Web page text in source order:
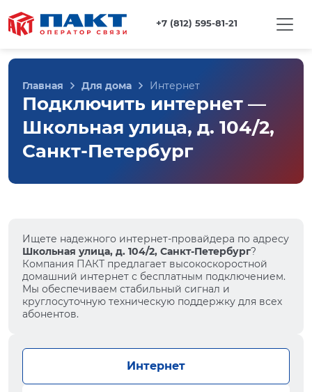
+7 (812) 595-81-21
Главная Для дома Интернет
Подключить интернет —
Школьная улица, д. 104/2,
Санкт-Петербург
Ищете надежного интернет-провайдера по адресу
Школьная улица, д. 104/2, Санкт-Петербург?
Компания ПАКТ предлагает высокоскоростной
домашний интернет с бесплатным подключением.
Мы обеспечиваем стабильный сигнал и
круглосуточную техническую поддержку для всех
абонентов.
Интернет